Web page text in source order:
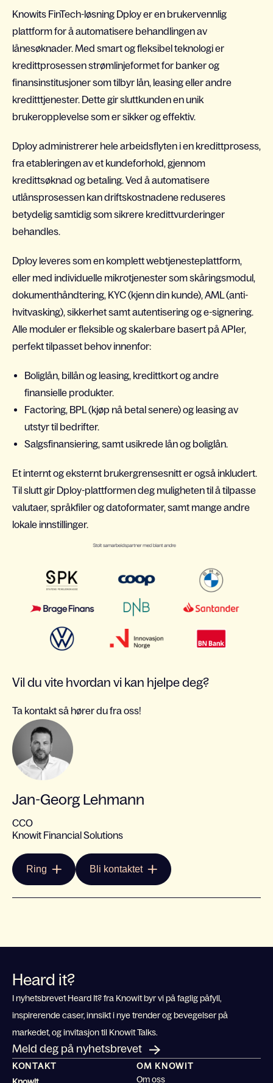
Knowits FinTech-løsning Dploy er en brukervennlig
plattform for å automatisere behandlingen av
lånesøknader. Med smart og fleksibel teknologi er
kredittprosessen strømlinjeformet for banker og
finansinstitusjoner som tilbyr lån, leasing eller andre
kreditttjenester. Dette gir sluttkunden en unik
brukeropplevelse som er sikker og effektiv.
Dploy administrerer hele arbeidsflyten i en kredittprosess,
fra etableringen av et kundeforhold, gjennom
kredittsøknad og betaling. Ved å automatisere
utlånsprosessen kan driftskostnadene reduseres
betydelig samtidig som sikrere kredittvurderinger
behandles.
Dploy leveres som en komplett webtjenesteplattform,
eller med individuelle mikrotjenester som skåringsmodul,
dokumenthåndtering, KYC (kjenn din kunde), AML (anti-
hvitvasking), sikkerhet samt autentisering og e-signering.
Alle moduler er fleksible og skalerbare basert på APIer,
perfekt tilpasset behov innenfor:
Boliglån, billån og leasing, kredittkort og andre
finansielle produkter.
Factoring, BPL (kjøp nå betal senere) og leasing av
utstyr til bedrifter.
Salgsfinansiering, samt usikrede lån og boliglån.
Et internt og eksternt brukergrensesnitt er også inkludert.
Til slutt gir Dploy-plattformen deg muligheten til å tilpasse
valutaer, språkfiler og datoformater, samt mange andre
lokale innstillinger.
Vil du vite hvordan vi kan hjelpe deg?
Ta kontakt så hører du fra oss!
Jan-Georg Lehmann
CCO
Knowit Financial Solutions
Ring Bli kontaktet
Heard it?
I nyhetsbrevet Heard It? fra Knowit byr vi på faglig påfyll,
inspirerende caser, innsikt i nye trender og bevegelser på
markedet, og invitasjon til Knowit Talks.
Meld deg på nyhetsbrevet
KONTAKT
OM KNOWIT
Om oss